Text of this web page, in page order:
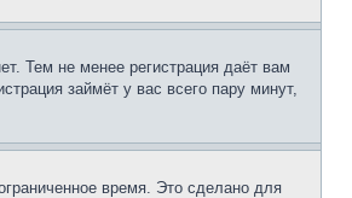
Тем не менее регистрация даёт вам
займёт у вас всего пару минут,
время. Это сделано для